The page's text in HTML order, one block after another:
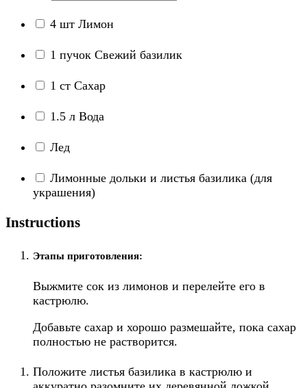
4 шт Лимон
1 пучок Свежий базилик
1 ст Сахар
1.5 л Вода
Лед
Лимонные дольки и листья базилика (для
украшения)
Instructions
Этапы приготовления:
Выжмите сок из лимонов и перелейте его в
кастрюлю.
Добавьте сахар и хорошо размешайте, пока сахар
полностью не растворится.
Положите листья базилика в кастрюлю и